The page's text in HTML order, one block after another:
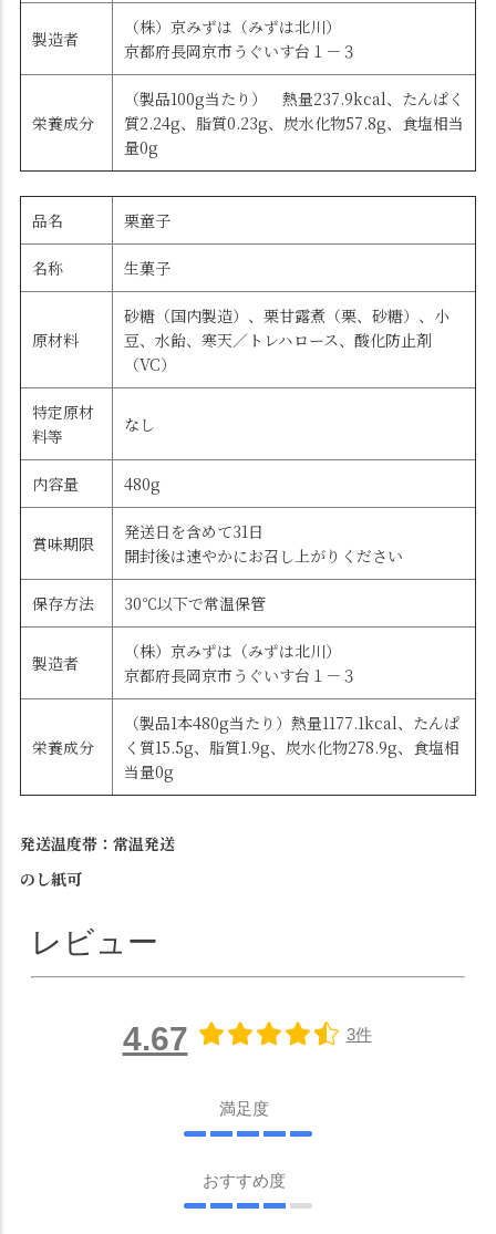
製造者
（株）京みずは（みずは北川）
京都府長岡京市うぐいす台１－３
栄養成分
（製品100g当たり） 熱量237.9kcal、たんぱく
質2.24g、脂質0.23g、炭水化物57.8g、食塩相当
量0g
品名 栗童子
名称 生菓子
原材料
砂糖（国内製造）、栗甘露煮（栗、砂糖）、小
豆、水飴、寒天／トレハロース、酸化防止剤
（VC）
特定原材
料等
なし
内容量 480g
賞味期限
発送日を含めて31日
開封後は速やかにお召し上がりください
保存方法 30℃以下で常温保管
製造者
（株）京みずは（みずは北川）
京都府長岡京市うぐいす台１－３
栄養成分
（製品1本480g当たり）熱量1177.1kcal、たんぱ
く質15.5g、脂質1.9g、炭水化物278.9g、食塩相
当量0g
発送温度帯：常温発送
のし紙可
レビュー
4.67 3件
満足度
おすすめ度